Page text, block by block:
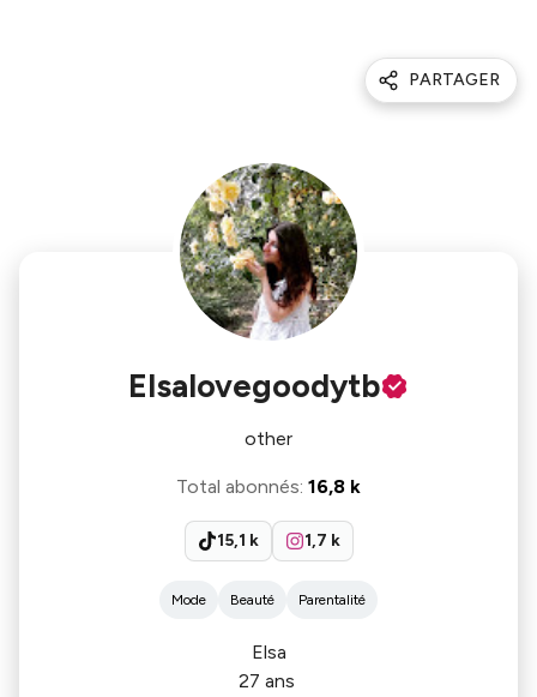
PARTAGER
Elsalovegoodytb
other
Total abonnés: 16,8 k
15,1 k 1,7 k
Mode Beauté Parentalité
Elsa
27 ans